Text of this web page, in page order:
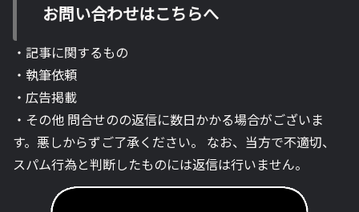
お問い合わせはこちらへ
・記事に関するもの
・執筆依頼
・広告掲載
・その他 問合せのの返信に数日かかる場合がございま
す。悪しからずご了承ください。 なお、当方で不適切、
スパム行為と判断したものには返信は行いません。